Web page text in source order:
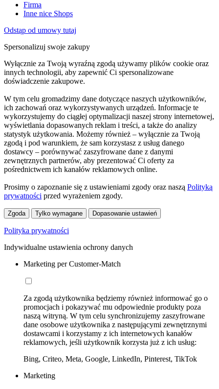
Firma
Inne nice Shops
Odstąp od umowy tutaj
Spersonalizuj swoje zakupy
Wyłącznie za Twoją wyraźną zgodą używamy plików cookie oraz
innych technologii, aby zapewnić Ci spersonalizowane
doświadczenie zakupowe.
W tym celu gromadzimy dane dotyczące naszych użytkowników,
ich zachowań oraz wykorzystywanych urządzeń. Informacje te
wykorzystujemy do ciągłej optymalizacji naszej strony internetowej,
wyświetlania dopasowanych reklam i treści, a także do analizy
statystyk użytkowania. Możemy również – wyłącznie za Twoją
zgodą i pod warunkiem, że sam korzystasz z usług danego
dostawcy – porównywać zaszyfrowane dane z danymi
zewnętrznych partnerów, aby prezentować Ci oferty za
pośrednictwem ich kanałów reklamowych online.
Prosimy o zapoznanie się z ustawieniami zgody oraz naszą Polityką
prywatności przed wyrażeniem zgody.
Zgoda Tylko wymagane Dopasowanie ustawień
Polityka prywatności
Indywidualne ustawienia ochrony danych
Marketing per Customer-Match
Za zgodą użytkownika będziemy również informować go o
promocjach i pokazywać mu odpowiednie produkty poza
naszą witryną. W tym celu synchronizujemy zaszyfrowane
dane osobowe użytkownika z następującymi zewnętrznymi
dostawcami i korzystamy z ich internetowych kanałów
reklamowych, jeśli użytkownik korzysta już z ich usług:
Bing, Criteo, Meta, Google, LinkedIn, Pinterest, TikTok
Marketing